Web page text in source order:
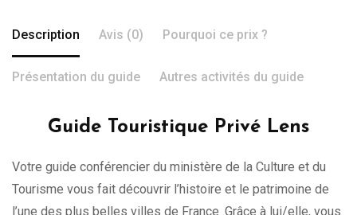
Description Avis (0) Pourquoi ce prix ?
Présentation du guide Autres activités du guide
Guide Touristique Privé Lens
Votre guide conférencier du ministère de la Culture et du
Tourisme vous fait découvrir l’histoire et le patrimoine de
l’une des plus belles villes de France .Grâce à lui/elle, vous